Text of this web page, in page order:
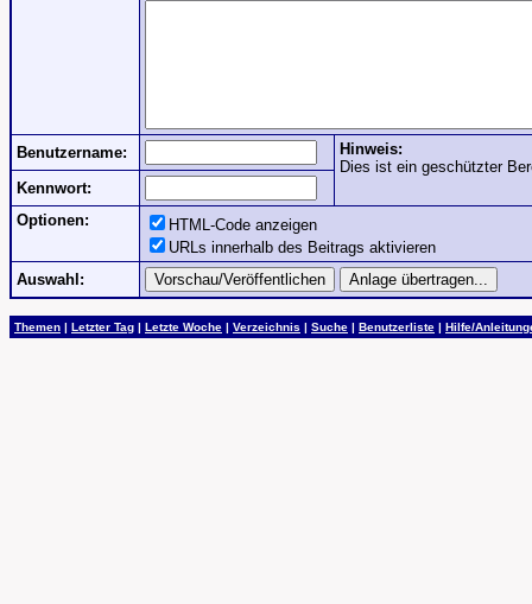
Benutzername:
Hinweis:
Dies ist ein geschützter
Kennwort:
Optionen:
HTML-Code anzeigen
URLs innerhalb des Beitrags aktivieren
Auswahl:
Themen | Letzter Tag | Letzte Woche | Verzeichnis | Suche | Benutzerliste | Hilfe/